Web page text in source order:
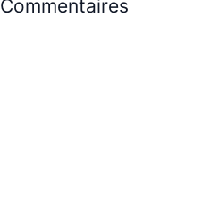
Commentaires